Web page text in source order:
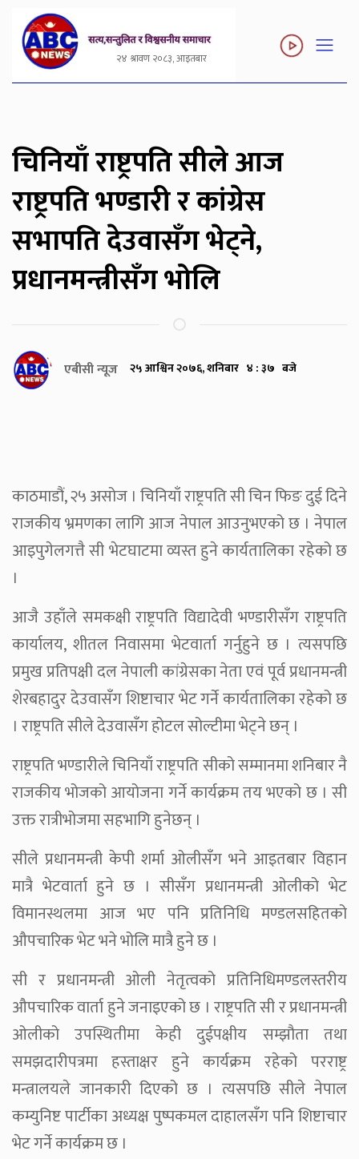
२४ श्रावण २०८३, आइतबार
चिनियाँ राष्ट्रपति सीले आज
राष्ट्रपति भण्डारी र कांग्रेस
सभापति देउवासँग भेट्ने,
प्रधानमन्त्रीसँग भोलि
एबीसी न्यूज २५ आश्विन २०७६, शनिबार ४ : ३७ बजे
काठमाडौं, २५ असोज । चिनियाँ राष्ट्रपति सी चिन फिङ दुई दिने
राजकीय भ्रमणका लागि आज नेपाल आउनुभएको छ । नेपाल
आइपुगेलगत्तै सी भेटघाटमा व्यस्त हुने कार्यतालिका रहेको छ
।
आजै उहाँले समकक्षी राष्ट्रपति विद्यादेवी भण्डारीसँग राष्ट्रपति
कार्यालय, शीतल निवासमा भेटवार्ता गर्नुहुने छ । त्यसपछि
प्रमुख प्रतिपक्षी दल नेपाली कांग्रेसका नेता एवं पूर्व प्रधानमन्त्री
शेरबहादुर देउवासँग शिष्टाचार भेट गर्ने कार्यतालिका रहेको छ
। राष्ट्रपति सीले देउवासँग होटल सोल्टीमा भेट्ने छन् ।
राष्ट्रपति भण्डारीले चिनियाँ राष्ट्रपति सीको सम्मानमा शनिबार नै
राजकीय भोजको आयोजना गर्ने कार्यक्रम तय भएको छ । सी
उक्त रात्रीभोजमा सहभागि हुनेछन् ।
सीले प्रधानमन्त्री केपी शर्मा ओलीसँग भने आइतबार विहान
मात्रै भेटवार्ता हुने छ । सीसँग प्रधानमन्त्री ओलीको भेट
विमानस्थलमा आज भए पनि प्रतिनिधि मण्डलसहितको
औपचारिक भेट भने भोलि मात्रै हुने छ ।
सी र प्रधानमन्त्री ओली नेतृत्वको प्रतिनिधिमण्डलस्तरीय
औपचारिक वार्ता हुने जनाइएको छ । राष्ट्रपति सी र प्रधानमन्त्री
ओलीको उपस्थितीमा केही दुईपक्षीय सम्झौता तथा
समझदारीपत्रमा हस्ताक्षर हुने कार्यक्रम रहेको परराष्ट्र
मन्त्रालयले जानकारी दिएको छ । त्यसपछि सीले नेपाल
कम्युनिष्ट पार्टीका अध्यक्ष पुष्पकमल दाहालसँग पनि शिष्टाचार
भेट गर्ने कार्यक्रम छ ।